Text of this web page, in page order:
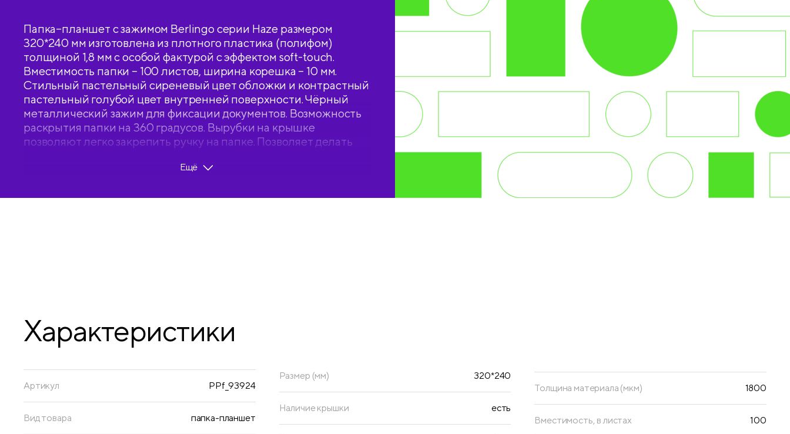
Папка–планшет с зажимом Berlingo серии Haze размером
320*240 мм изготовлена из плотного пластика (полифом)
толщиной 1,8 мм с особой фактурой с эффектом soft-touch.
Вместимость папки – 100 листов, ширина корешка – 10 мм.
Стильный пастельный сиреневый цвет обложки и контрастный
пастельный голубой цвет внутренней поверхности. Чёрный
металлический зажим для фиксации документов. Возможность
раскрытия папки на 360 градусов. Вырубки на крышке
позволяют легко закрепить ручку на папке. Позволяет делать
• Цвет: сиреневый;
Ещё
Характеристики
Артикул PPf_93924
Вид товара папка-планшет
Размер (мм) 320*240
Наличие крышки есть
Толщина материала (мкм) 1800
Вместимость, в листах 100